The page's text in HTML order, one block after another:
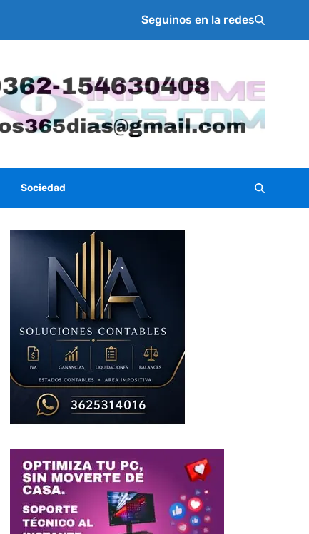
Seguinos en la redes
Sociedad